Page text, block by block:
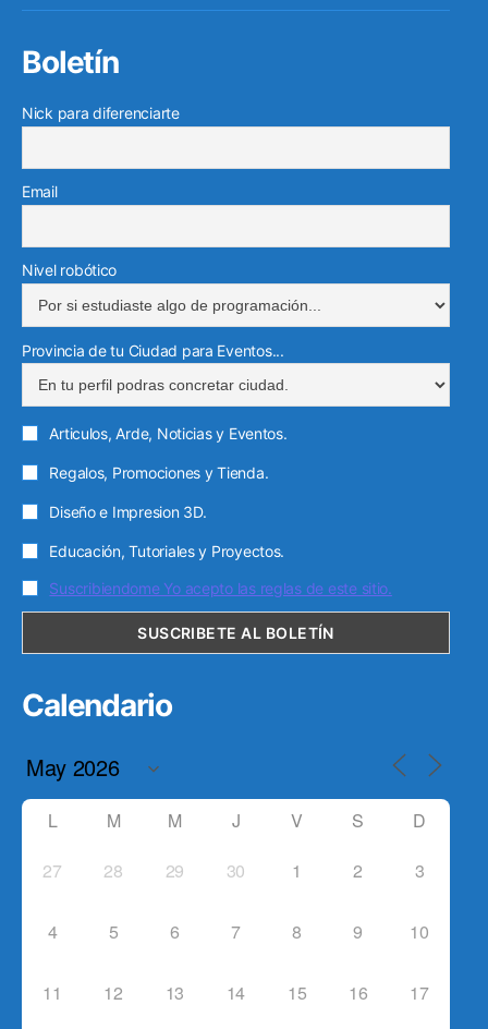
Boletín
Nick para diferenciarte
Email
Nivel robótico
Provincia de tu Ciudad para Eventos...
Articulos, Arde, Noticias y Eventos.
Regalos, Promociones y Tienda.
Diseño e Impresion 3D.
Educación, Tutoriales y Proyectos.
Suscribiendome Yo acepto las reglas de este sitio.
Calendario
L M M J V S D
27 28 29 30 1 2 3
4 5 6 7 8 9 10
11 12 13 14 15 16 17